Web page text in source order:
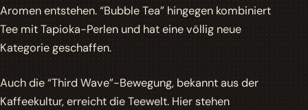
Aromen entstehen.“Bubble Tea”hingegen kombiniert
Tee mit Tapioka-Perlen und hat eine völlig neue
Kategorie geschaffen.
Auch die“Third Wave”-Bewegung, bekannt aus der
Kaffeekultur, erreicht die Teewelt. Hier stehen